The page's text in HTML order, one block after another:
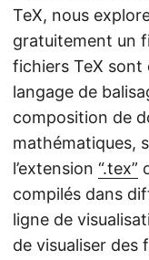
TeX, nous
gratuitement un
fichiers TeX sont
langage de
composition de
mathématiques,
l’extension “.tex”
compilés dans
ligne de
de visualiser des